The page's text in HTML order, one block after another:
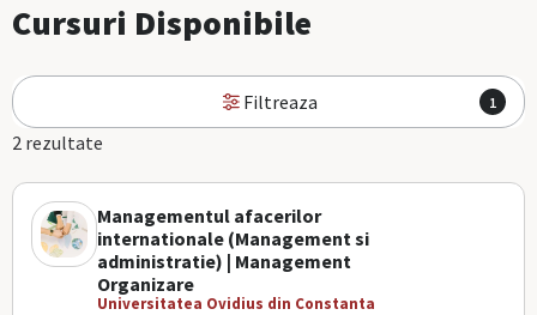
Cursuri Disponibile
Filtreaza 1
2 rezultate
Managementul afacerilor
internationale (Management si
administratie) | Management
Organizare
Universitatea Ovidius din Constanta